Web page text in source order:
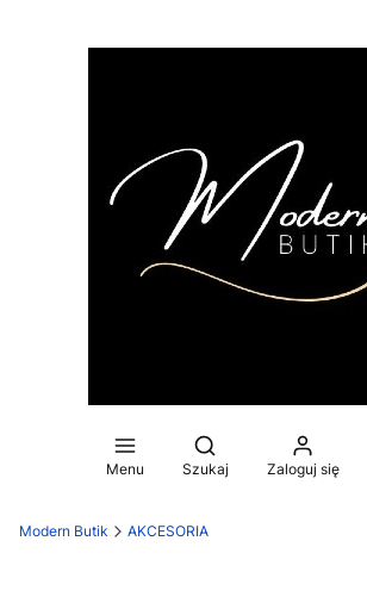
Menu
Otwórz wyszukiwarkę
Szukaj Zaloguj się
Modern Butik AKCESORIA